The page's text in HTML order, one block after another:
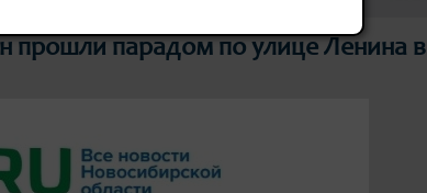
прошли парадом по улице Ленина в